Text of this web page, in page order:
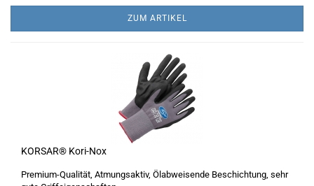
ZUM ARTIKEL
KORSAR® Kori-Nox
Premium-Qualität, Atmungsaktiv, Ölabweisende Beschichtung, sehr